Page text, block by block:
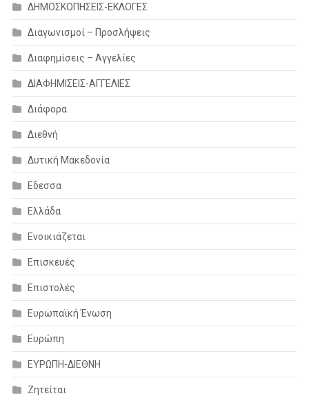
ΔΗΜΟΣΚΟΠΗΣΕΙΣ-ΕΚΛΟΓΕΣ
Διαγωνισμοί – Προσλήψεις
Διαφημίσεις – Αγγελίες
ΔΙΑΦΗΜΙΣΕΙΣ-ΑΓΓΕΛΙΕΣ
Διάφορα
Διεθνή
Δυτική Μακεδονία
Εδεσσα
Ελλάδα
Ενοικιάζεται
Επισκευές
Επιστολές
Ευρωπαϊκή Ένωση
Ευρώπη
ΕΥΡΩΠΗ-ΔΙΕΘΝΗ
Ζητείται